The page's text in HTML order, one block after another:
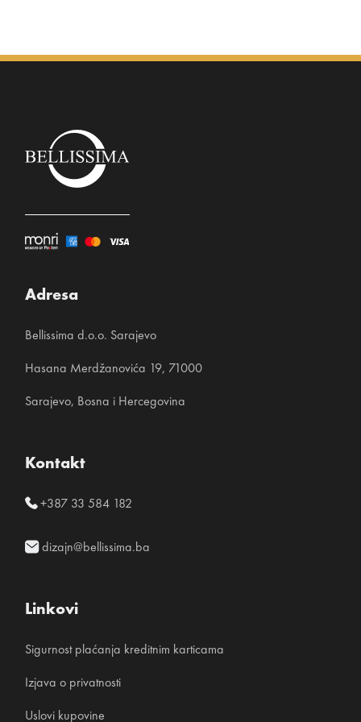
Adresa
Bellissima d.o.o. Sarajevo
Hasana Merdžanovića 19, 71000
Sarajevo, Bosna i Hercegovina
Kontakt
+387 33 584 182
dizajn@bellissima.ba
Linkovi
Sigurnost plaćanja kreditnim karticama
Izjava o privatnosti
Uslovi kupovine